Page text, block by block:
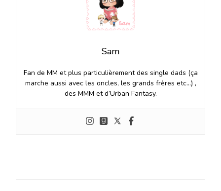
Sam
Fan de MM et plus particulièrement des single dads (ça
marche aussi avec les oncles, les grands frères etc…) ,
des MMM et d’Urban Fantasy.